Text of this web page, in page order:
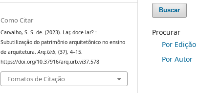
Como Citar
Carvalho, S. S. de. (2023). Lar, doce lar? :
Subutilização do patrimônio arquitetônico no ensino
de arquitetura.Arq.Urb, (37), 4–15.
https://doi.org/10.37916/arq.urb.vi37.578
Fomatos de Citação
Buscar
Procurar
Por Edição
Por Autor